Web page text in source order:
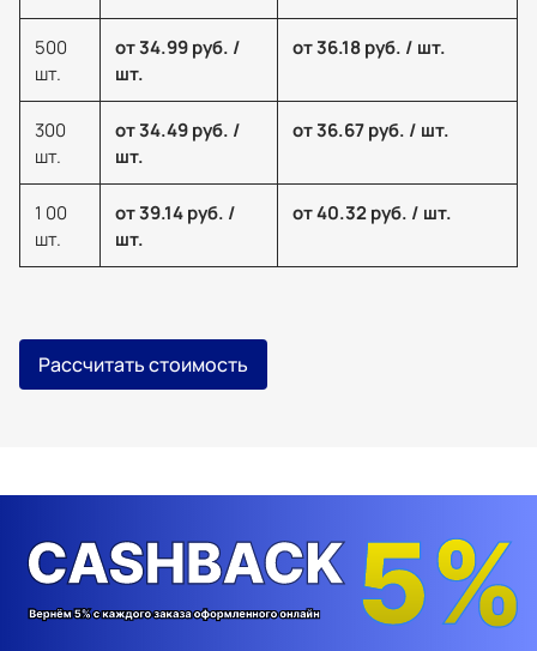
500
шт.
от 34.99 руб. /
шт.
от 36.18 руб. / шт.
300
шт.
от 34.49 руб. /
шт.
от 36.67 руб. / шт.
1 00
шт.
от 39.14 руб. /
шт.
от 40.32 руб. / шт.
Рассчитать стоимость